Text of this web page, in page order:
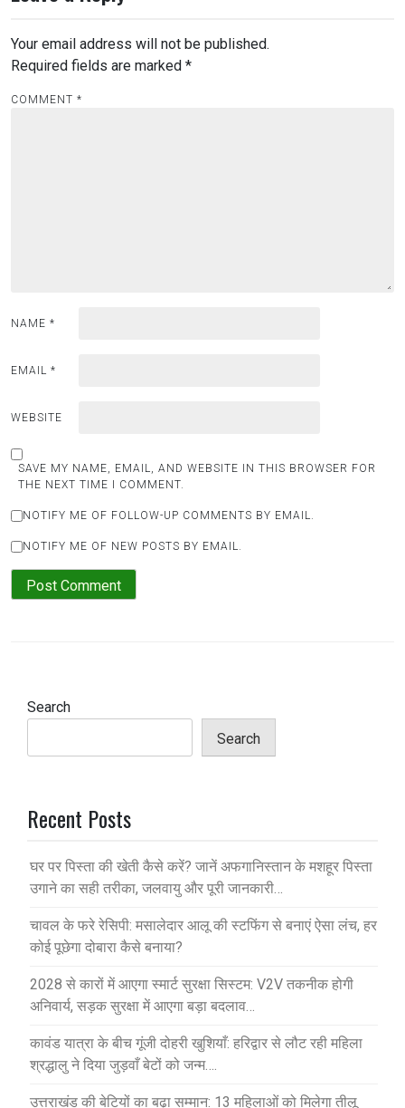
Your email address will not be published.
Required fields are marked *
COMMENT *
NAME *
EMAIL *
WEBSITE
SAVE MY NAME, EMAIL, AND WEBSITE IN THIS BROWSER FOR
THE NEXT TIME I COMMENT.
NOTIFY ME OF FOLLOW-UP COMMENTS BY EMAIL.
NOTIFY ME OF NEW POSTS BY EMAIL.
Search
Search
Recent Posts
घर पर पिस्ता की खेती कैसे करें? जानें अफगानिस्तान के मशहूर पिस्ता
उगाने का सही तरीका, जलवायु और पूरी जानकारी…
चावल के फरे रेसिपी: मसालेदार आलू की स्टफिंग से बनाएं ऐसा लंच, हर
कोई पूछेगा दोबारा कैसे बनाया?
2028 से कारों में आएगा स्मार्ट सुरक्षा सिस्टम: V2V तकनीक होगी
अनिवार्य, सड़क सुरक्षा में आएगा बड़ा बदलाव…
कावंड यात्रा के बीच गूंजी दोहरी खुशियाँ: हरिद्वार से लौट रही महिला
श्रद्धालु ने दिया जुड़वाँ बेटों को जन्म….
उत्तराखंड की बेटियों का बढ़ा सम्मान: 13 महिलाओं को मिलेगा तीलू